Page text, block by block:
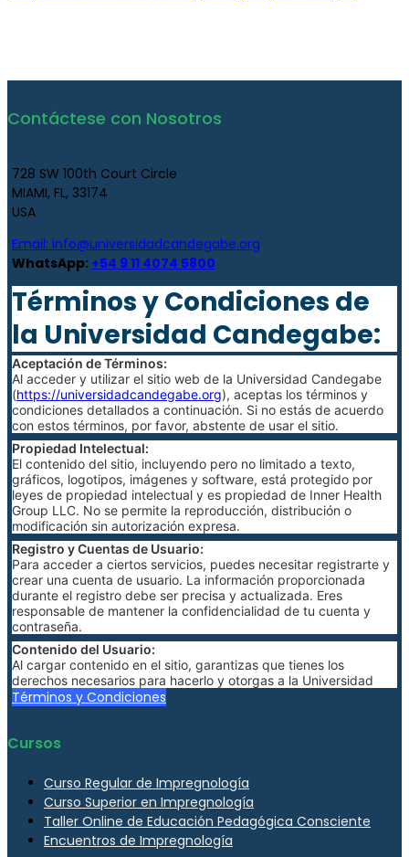
Contáctese con Nosotros
728 SW 100th Court Circle
MIAMI, FL, 33174
USA
Email: info@universidadcandegabe.org
WhatsApp: +54 9 11 4074 5800
Términos y Condiciones de
la Universidad Candegabe:
Aceptación de Términos:
Al acceder y utilizar el sitio web de la Universidad Candegabe
(https://universidadcandegabe.org), aceptas los términos y
condiciones detallados a continuación. Si no estás de acuerdo
con estos términos, por favor, abstente de usar el sitio.
Propiedad Intelectual:
El contenido del sitio, incluyendo pero no limitado a texto,
gráficos, logotipos, imágenes y software, está protegido por
leyes de propiedad intelectual y es propiedad de Inner Health
Group LLC. No se permite la reproducción, distribución o
modificación sin autorización expresa.
Registro y Cuentas de Usuario:
Para acceder a ciertos servicios, puedes necesitar registrarte y
crear una cuenta de usuario. La información proporcionada
durante el registro debe ser precisa y actualizada. Eres
responsable de mantener la confidencialidad de tu cuenta y
contraseña.
Contenido del Usuario:
Al cargar contenido en el sitio, garantizas que tienes los
derechos necesarios para hacerlo y otorgas a la Universidad
Candegabe una licencia no exclusiva para usar, reproducir,
modificar y distribuir dicho contenido.
Política de Pago:
Las tarifas y condiciones de pago para cursos o servicios
realizar un pago, aceptas cumplir con dichas condiciones.
Cancelación y Reembolso:
Las políticas de cancelación y reembolso se especificarán para
cada curso o servicio. Consulta estas políticas antes de realizar
una compra.
Términos y Condiciones
Cursos
Curso Regular de Impregnología
Curso Superior en Impregnología
Taller Online de Educación Pedagógica Consciente
Encuentros de Impregnología